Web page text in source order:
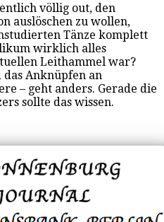
völlig out, den
auslöschen zu wollen,
Tänze komplett
wirklich alles
Leithammel war?
Anknüpfen an
– geht anders. Gerade die
sollte das wissen.